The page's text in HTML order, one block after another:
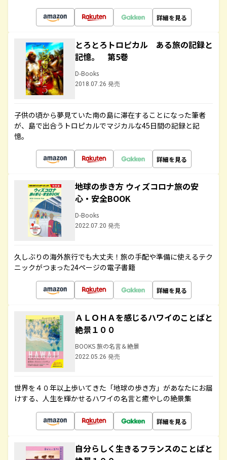
詳細を見る
とろとろトロピカル ある旅の記録と
記憶。 第5巻
D-Books
2018.07.26 発売
子供の頃から夢見ていた南の島に滞在することになった筆者
が、島で出合うトロピカルでマジカルな45日間の記録と記
憶。
詳細を見る
地球の歩き方 ウィズコロナ旅の安
心・安全BOOK
D-Books
2022.07.20 発売
久しぶりの海外旅行でも大丈夫！旅の手配や準備に使えるテク
ニックがつまった24ページの電子書籍
詳細を見る
ＡＬＯＨＡを感じるハワイのことばと
絶景１００
BOOKS 旅の名言＆絶景
2022.05.26 発売
世界を４０年以上歩いてきた「地球の歩き方」があなたにお届
けする、人生を輝かせるハワイの名言と癒やしの絶景集
詳細を見る
自分らしく生きるフランスのことばと